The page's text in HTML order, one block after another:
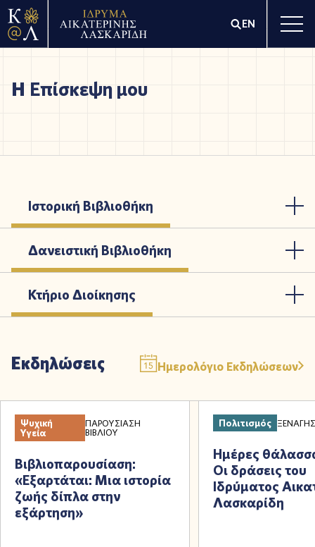
EN
Η Επίσκεψη μου
Ιστορική Βιβλιοθήκη
Δανειστική Βιβλιοθήκη
Κτήριο Διοίκησης
Εκδηλώσεις Ημερολόγιο Εκδηλώσεων
Ψυχική
Υγεία
ΠΑΡΟΥΣΊΑΣΗ
ΒΙΒΛΊΟΥ
Βιβλιοπαρουσίαση:
«Εξαρτάται: Μια ιστορία
ζωής δίπλα στην
εξάρτηση»
Πολιτισμός
Ημέρες
Οι δράσεις του
Ιδρύματος
Λασκαρίδη